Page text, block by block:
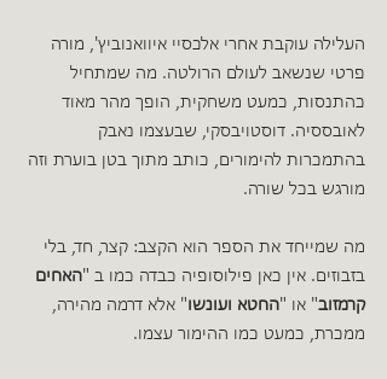
העלילה עוקבת אחרי אלכסיי איוואנוביץ', מורה
פרטי שנשאב לעולם הרולטה. מה שמתחיל
כהתנסות, כמעט משחקית, הופך מהר מאוד
לאובססיה. דוסטויבסקי, שבעצמו נאבק
בהתמכרות להימורים, כותב מתוך בטן בוערת וזה
מורגש בכל שורה.
מה שמייחד את הספר הוא הקצב: קצר, חד, בלי
בזבוזים. אין כאן פילוסופיה כבדה כמו ב "האחים
קרמזוב" או "החטא ועונשו" אלא דרמה מהירה,
ממכרת, כמעט כמו ההימור עצמו.